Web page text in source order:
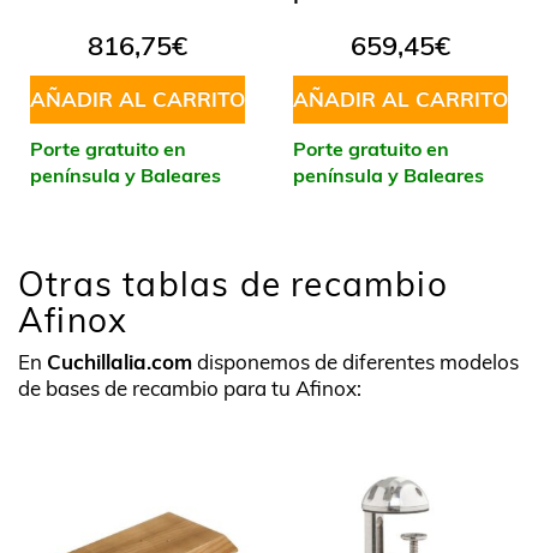
816,75€
AÑADIR AL CARRITO
Porte gratuito en
península y Baleares
659,45€
AÑADIR AL CARRITO
Porte gratuito en
península y Baleares
Otras tablas de recambio
Afinox
En Cuchillalia.comdisponemos de diferentes modelos
de bases de recambio para tu Afinox: